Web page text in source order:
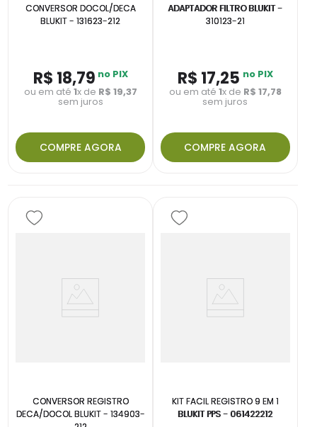
CONVERSOR DOCOL/DECA
BLUKIT - 131623-212
R$ 18,79 no PIX
ou em até 1x de R$ 19,37
sem juros
COMPRE AGORA
ADAPTADOR FILTRO BLUKIT -
310123-21
R$ 17,25 no PIX
ou em até 1x de R$ 17,78
sem juros
COMPRE AGORA
CONVERSOR REGISTRO
DECA/DOCOL BLUKIT - 134903-
KIT FACIL REGISTRO 9 EM 1
BLUKIT PPS - 061422212